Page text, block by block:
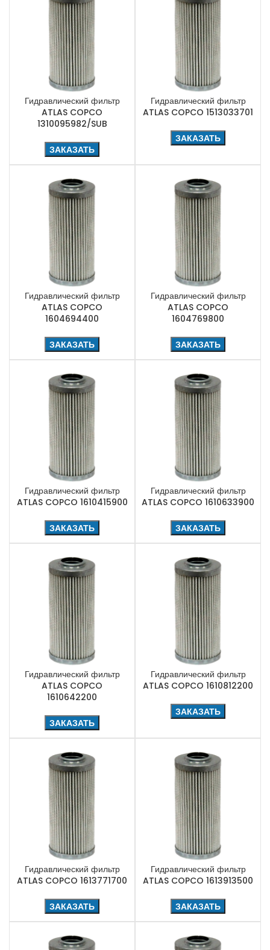
Гидравлический фильтр
ATLAS COPCO
1310095982/SUB
ЗАКАЗАТЬ
Гидравлический фильтр
ATLAS COPCO 1513033701
ЗАКАЗАТЬ
Гидравлический фильтр
ATLAS COPCO
1604694400
ЗАКАЗАТЬ
Гидравлический фильтр
ATLAS COPCO
1604769800
ЗАКАЗАТЬ
Гидравлический фильтр
ATLAS COPCO 1610415900
ЗАКАЗАТЬ
Гидравлический фильтр
ATLAS COPCO 1610633900
ЗАКАЗАТЬ
Гидравлический фильтр
ATLAS COPCO
1610642200
ЗАКАЗАТЬ
Гидравлический фильтр
ATLAS COPCO 1610812200
ЗАКАЗАТЬ
Гидравлический фильтр
ATLAS COPCO 1613771700
ЗАКАЗАТЬ
Гидравлический фильтр
ATLAS COPCO 1613913500
ЗАКАЗАТЬ